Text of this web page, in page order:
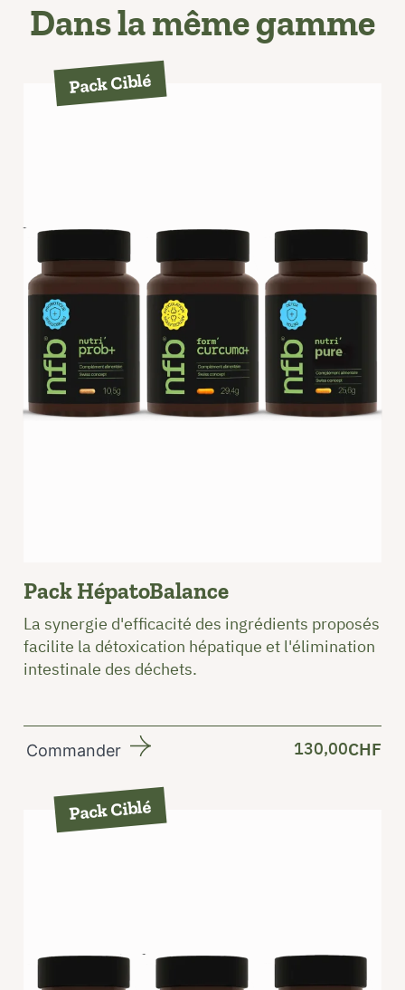
Dans la même gamme
Pack Ciblé
Pack HépatoBalance
La synergie d'efficacité des ingrédients proposés
facilite la détoxication hépatique et l'élimination
intestinale des déchets.
Commander 130,00CHF
Pack Ciblé